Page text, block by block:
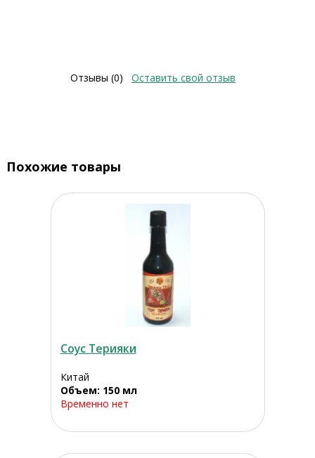
Отзывы (0) Оставить свой отзыв
Похожие товары
Соус Терияки
Китай
Объем: 150 мл
Временно нет